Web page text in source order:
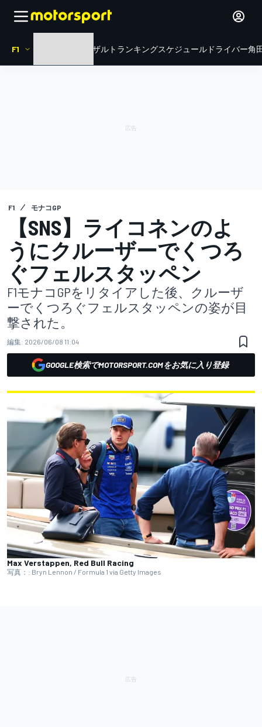
F1 リザルト ランキングスケジュール ドライバー角
F1 モナコGP
【SNS】ライコネンのよ
うにクルーザーでくつろ
ぐフェルスタッペン
F1モナコGPをリタイアした後、クルーザ
ーでくつろぐフェルスタッペンの姿が目
撃された。
編集: 2026/06/08 11:04
GOOGLE検索でMOTORSPORT.COMをお気に入り登録
Max Verstappen, Red Bull Racing
写真：: Bryn Lennon / Formula 1 via Getty Images